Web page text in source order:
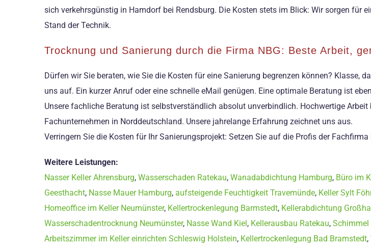
sich verkehrsgünstig in Hamdorf bei Rendsburg. Die Kosten stets im Blick: Wir sorgen für
Stand der Technik.
Trocknung und Sanierung durch die Firma NBG: Beste Arbeit,
Dürfen wir Sie beraten, wie Sie die Kosten für eine Sanierung begrenzen können?
uns auf. Ein kurzer Anruf oder eine schnelle eMail genügen. Eine optimale Beratung ist
Unsere fachliche Beratung ist selbstverständlich absolut unverbindlich. Hochwertige
Fachunternehmen in Norddeutschland. Unsere jahrelange Erfahrung zeichnet uns aus.
Verringern Sie die Kosten für Ihr Sanierungsprojekt: Setzen Sie auf die Profis der Fachfirma
Weitere Leistungen:
Nasser Keller Ahrensburg, Wasserschaden Ratekau, Wanadabdichtung Hamburg, Büro im
Geesthacht, Nasse Mauer Hamburg, aufsteigende Feuchtigkeit Travemünde, Keller Sylt
Homeoffice im Keller Neumünster, Kellertrockenlegung Barmstedt, Kellerabdichtung
Wasserschadentrocknung Neumünster, Nasse Wand Kiel, Kellerausbau Ratekau, Schimmel
Arbeitszimmer im Keller einrichten Schleswig Holstein, Kellertrockenlegung Bad Bramstedt,